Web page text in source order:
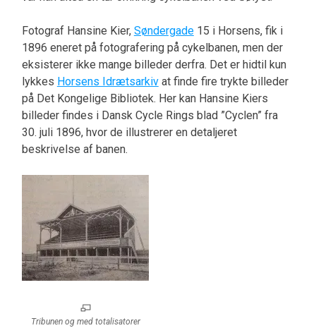
Fotograf Hansine Kier, Søndergade15 i Horsens, fik i
1896 eneret på fotografering på cykelbanen, men der
eksisterer ikke mange billeder derfra. Det er hidtil kun
lykkes Horsens Idrætsarkivat finde fire trykte billeder
på Det Kongelige Bibliotek. Her kan Hansine Kiers
billeder findes i Dansk Cycle Rings blad ”Cyclen” fra
30. juli 1896, hvor de illustrerer en detaljeret
beskrivelse af banen.
Tribunen og med totalisatorer